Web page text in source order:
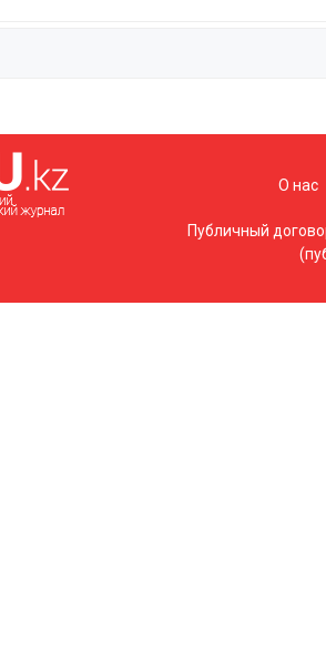
О нас
Публичный